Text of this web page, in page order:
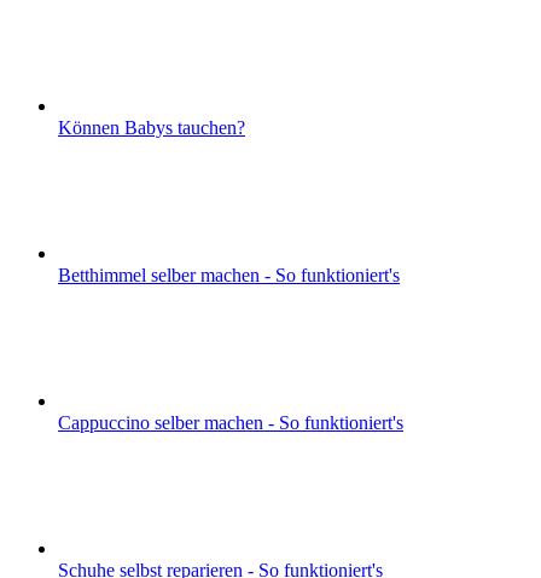
Können Babys tauchen?
Betthimmel selber machen - So funktioniert's
Cappuccino selber machen - So funktioniert's
Schuhe selbst reparieren - So funktioniert's